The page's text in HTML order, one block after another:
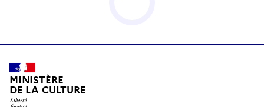
MINISTÈRE
DE LA CULTURE